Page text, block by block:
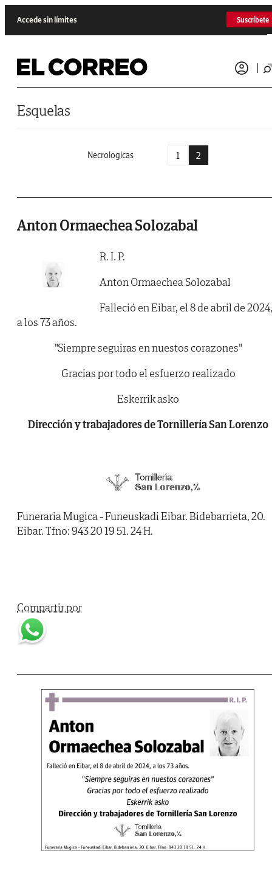
Accede sin límites Suscríbete
Esquelas
Necrologicas 1 2
Anton Ormaechea Solozabal
R. I. P.
Anton Ormaechea Solozabal
Falleció en Eibar, el 8 de abril de 2024,
a los 73 años.
"Siempre seguiras en nuestos corazones"
Gracias por todo el esfuerzo realizado
Eskerrik asko
Dirección y trabajadores de Tornillería San Lorenzo
Funeraria Mugica - Funeuskadi Eibar. Bidebarrieta, 20.
Eibar. Tfno: 943 20 19 51. 24 H.
Compartir por